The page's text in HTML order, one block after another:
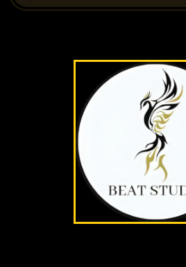
consejos para
posicionarse